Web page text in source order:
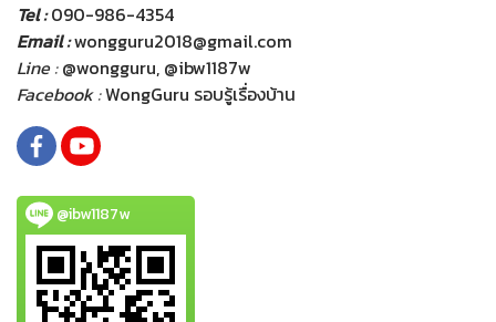
Tel :090-986-4354
Email :wongguru2018@gmail.com
Line :@wongguru, @ibw1187w
Facebook :WongGuru รอบรู้เรื่องบ้าน
@ibw1187w